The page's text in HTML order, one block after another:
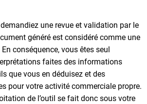
une revue et validation par le
généré est considéré comme une
conséquence, vous êtes seul
faites des informations
que vous en déduisez et des
pour votre activité commerciale propre.
de l’outil se fait donc sous votre